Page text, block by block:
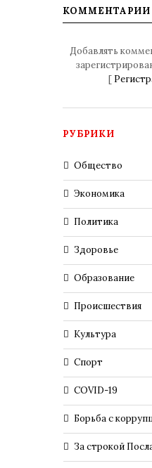
КОММЕНТАРИИ
Добавлять
[
РУБРИКИ
Общество
Экономика
Политика
Здоровье
Образование
Происшествия
Культура
Спорт
COVID-19
Борьба с
За строкой